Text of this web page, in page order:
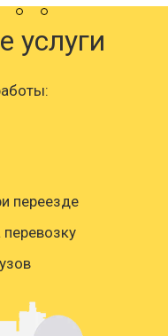
услуги
переезде